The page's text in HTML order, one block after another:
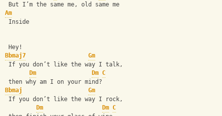
But I’m the same me, old same me
Am
Inside
Hey!
Bbmaj7
Gm
If you don’t like the way I talk,
Dm
Dm C
then why am I on your mind?
Bbmaj
Gm
If you don’t like the way I rock,
Dm
Dm C